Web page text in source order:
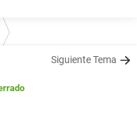
Siguiente Tema